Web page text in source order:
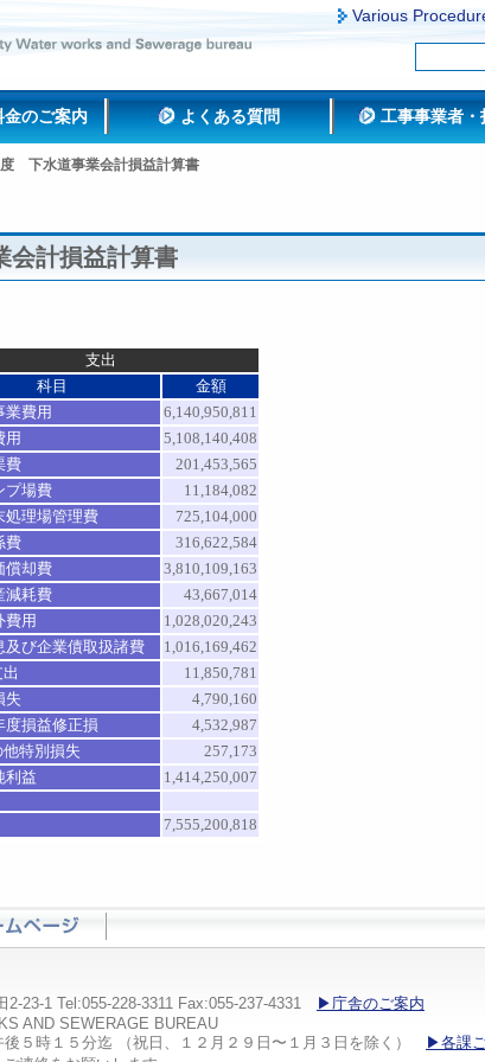
Various
金のご案内 よくある質問 工事事業者・
下水道事業会計損益計算書
計損益計算書
支出
科目
金額
業費用
6,140,950,811
5,108,140,408
201,453,565
場費
11,184,082
理場管理費
725,104,000
316,622,584
却費
3,810,109,163
耗費
43,667,014
用
1,028,020,243
及び企業債取扱諸費
1,016,169,462
11,850,781
失
4,790,160
損益修正損
4,532,987
他特別損失
257,173
利益
1,414,250,007
7,555,200,818
23-1 Tel:055-228-3311 Fax:055-237-4331
▶庁舎のご案内
AND SEWERAGE BUREAU
５時１５分迄 （祝日、１２月２９日〜１月３日を除く）
▶各課